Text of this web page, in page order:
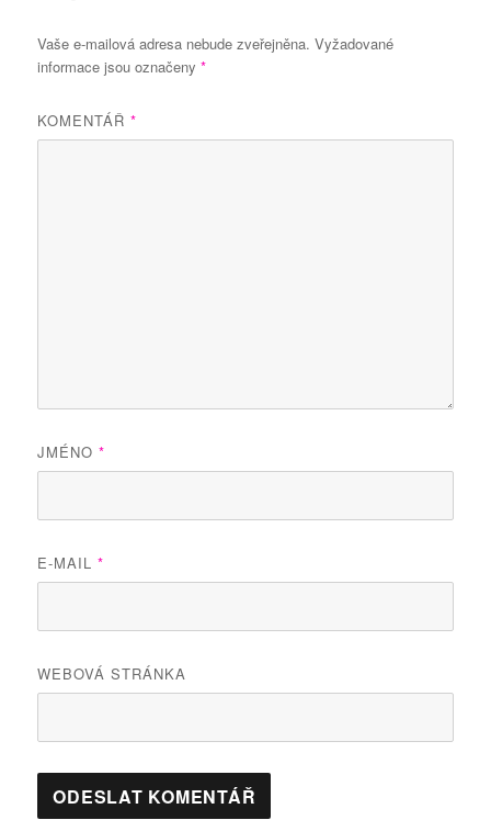
Vaše e-mailová adresa nebude zveřejněna. Vyžadované
informace jsou označeny*
KOMENTÁŘ*
JMÉNO*
E-MAIL*
WEBOVÁ STRÁNKA